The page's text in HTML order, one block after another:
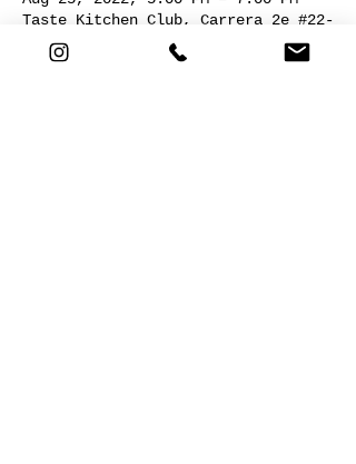
Taste Kitchen Club, Carrera 2e #22-
120, Nogales Plaza, Local 13, Chía,
Cundinamarca, Colombia